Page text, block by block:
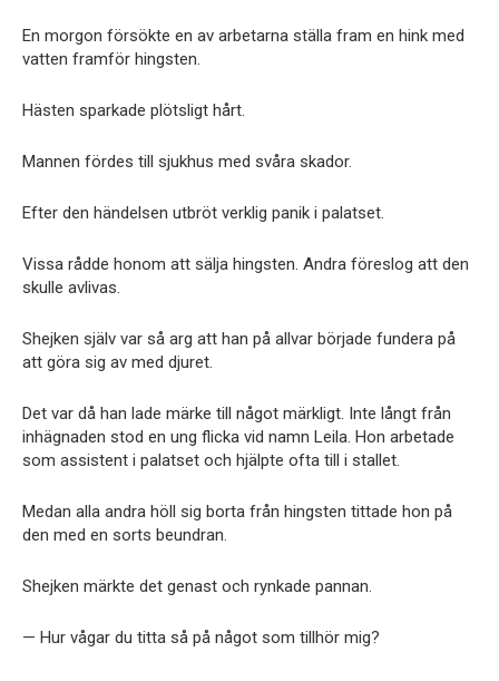
En morgon försökte en av arbetarna ställa fram en hink med
vatten framför hingsten.
Hästen sparkade plötsligt hårt.
Mannen fördes till sjukhus med svåra skador.
Efter den händelsen utbröt verklig panik i palatset.
Vissa rådde honom att sälja hingsten. Andra föreslog att den
skulle avlivas.
Shejken själv var så arg att han på allvar började fundera på
att göra sig av med djuret.
Det var då han lade märke till något märkligt. Inte långt från
inhägnaden stod en ung flicka vid namn Leila. Hon arbetade
som assistent i palatset och hjälpte ofta till i stallet.
Medan alla andra höll sig borta från hingsten tittade hon på
den med en sorts beundran.
Shejken märkte det genast och rynkade pannan.
— Hur vågar du titta så på något som tillhör mig?